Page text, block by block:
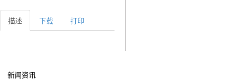
描述 下载 打印
新闻资讯